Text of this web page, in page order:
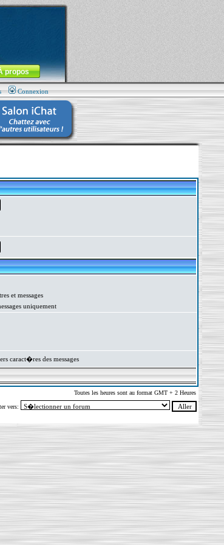
propos
Connexion
et messages
uniquement
caract�res des messages
Toutes les heures sont au format GMT + 2 Heures
vers: